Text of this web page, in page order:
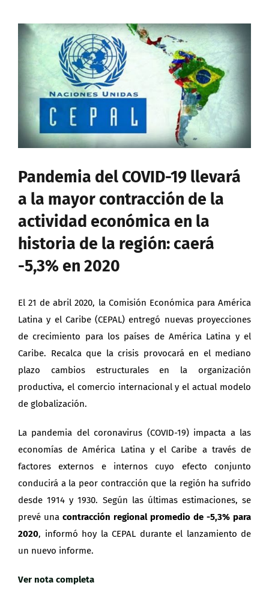
Ver
imagen
grande
Pandemia del COVID-19 llevará
a la mayor contracción de la
actividad económica en la
historia de la región: caerá
-5,3% en 2020
El 21 de abril 2020, la Comisión Económica para América
Latina y el Caribe(CEPAL) entregó nuevas proyecciones
de crecimiento para los países de América Latina y el
Caribe. Recalca que la crisis provocará en el mediano
plazo cambios estructurales en la organización
productiva, el comercio internacional y el actual modelo
de globalización.
La pandemia del coronavirus (COVID-19) impacta a las
economías de América Latina y el Caribe a través de
factores externos e internos cuyo efecto conjunto
conducirá a la peor contracción que la región ha sufrido
desde 1914 y 1930. Según las últimas estimaciones, se
prevé una contracción regional promedio de -5,3% para
2020, informó hoy la CEPAL durante el lanzamiento de
un nuevo informe.
Ver nota completa